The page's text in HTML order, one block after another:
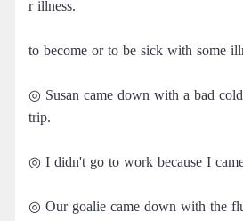
r illness.
to become or to be sick with some
◎ Susan came down with a bad
trip.
◎ I didn't go to work because I
◎ Our goalie came down with the